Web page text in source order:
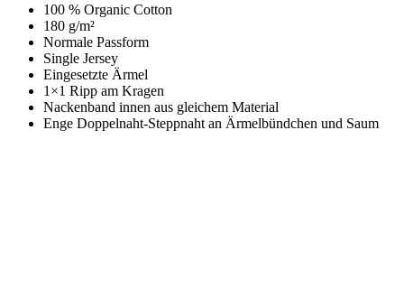
100 % Organic Cotton
180 g/m²
Normale Passform
Single Jersey
Eingesetzte Ärmel
1×1 Ripp am Kragen
Nackenband innen aus gleichem Material
Enge Doppelnaht-Steppnaht an Ärmelbündchen und Saum